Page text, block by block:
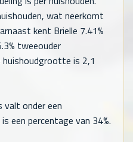
wat neerkomt
kent Brielle 7.41%
tweeouder
huishoudgrootte is 2,1
onder een
een percentage van 34%.